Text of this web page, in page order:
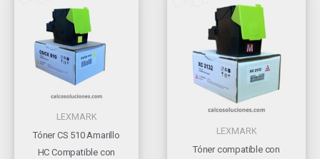
LEXMARK
Tóner CS 510 Amarillo
HC Compatible con
LEXMARK
Tóner compatible con